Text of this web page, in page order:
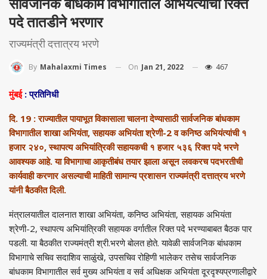
सार्वजनिक बांधकाम विभागातील अभियंत्यांची रिक्त
पदे तातडीने भरणार
राज्यमंत्री दत्तात्रय भरणे
By Mahalaxmi Times On Jan 21, 2022 467
मुंबई: प्रतिनिधी
दि. 19 : राज्यातील पायाभूत विकासाला चालना देण्यासाठी सार्वजनिक बांधकाम
विभागातील शाखा अभियंता, सहायक अभियंता श्रेणी-2 व कनिष्ठ अभियंत्यांची १
हजार २४०, स्थापत्य अभियांत्रिकी सहायकची १ हजार ५३६ रिक्त पदे भरणे
आवश्यक आहे. या विभागाचा आकृतीबंध तयार झाला असून लवकरच पदभरतीची
कार्यवाही करणार असल्याची माहिती सामान्य प्रशासन राज्यमंत्री दत्तात्रय भरणे
यांनी बैठकीत दिली.
मंत्रालयातील दालनात शाखा अभियंता, कनिष्ठ अभियंता, सहायक अभियंता
श्रेणी-2, स्थापत्य अभियांत्रिकी सहायक वर्गातील रिक्त पदे भरण्याबाबत बैठक पार
पडली. या बैठकीत राज्यमंत्री श्री.भरणे बोलत होते. यावेळी सार्वजनिक बांधकाम
विभागाचे सचिव सदाशिव साळुंखे, उपसचिव रोहिणी भालेकर तसेच सार्वजनिक
बांधकाम विभागातील सर्व मुख्य अभियंता व सर्व अधिक्षक अभियंता दूरदृश्यप्रणालीद्वारे